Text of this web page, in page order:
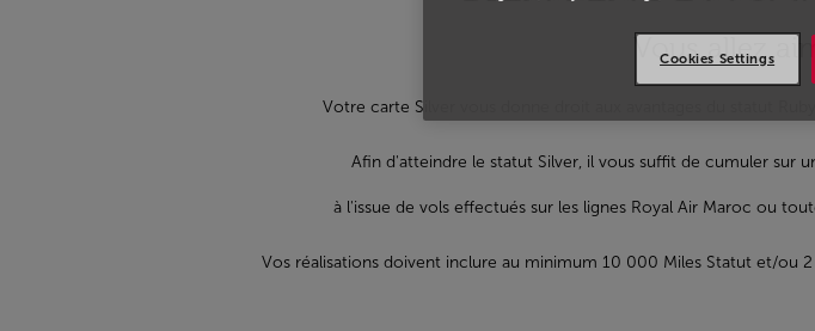
Vous allez
Votre carte Silver vous donne droit aux avantages du statut
Afin d'atteindre le statut Silver, il vous suffit de cumuler sur
à l'issue de vols effectués sur les lignes Royal Air Maroc ou
Vos réalisations doivent inclure au minimum 10 000 Miles Statut et/ou
Cookies Settings